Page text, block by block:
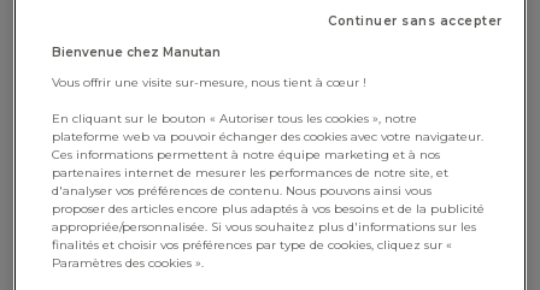
porter et déployer un plan
commercial déjà structuré
Le poste s'inscrit dans une logique decontinuité,
de rigueur et de jeu collectif, avec un fort enjeu
montée en compétences des équipes, de
structuration des méthodes commerciales et
d'évolution vers un commerce plus
Continuer sans accepter
Bienvenue chez Manutan
Vous offrir une visite sur-mesure, nous tient à cœur !
En cliquant sur le bouton « Autoriser tous les cookies », notre
plateforme web va pouvoir échanger des cookies avec votre navigateur.
Ces informations permettent à notre équipe marketing et à nos
partenaires internet de mesurer les performances de notre site, et
d'analyser vos préférences de contenu. Nous pouvons ainsi vous
proposer des articles encore plus adaptés à vos besoins et de la publicité
appropriée/personnalisée. Si vous souhaitez plus d'informations sur les
finalités et choisir vos préférences par type de cookies, cliquez sur «
Paramètres des cookies ».